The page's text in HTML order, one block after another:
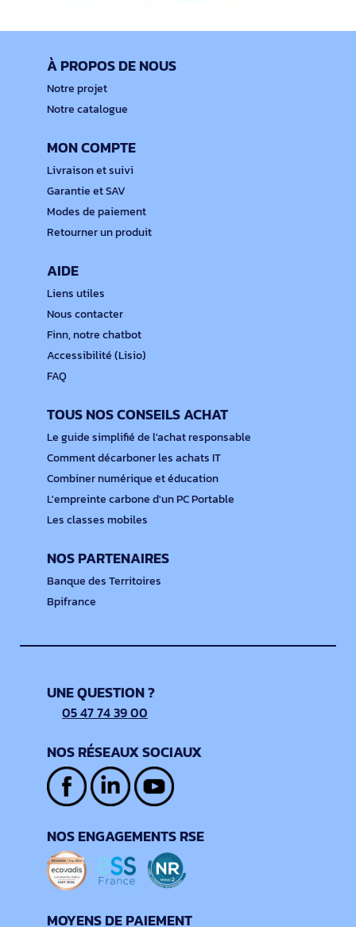
À PROPOS DE NOUS
Notre projet
Notre catalogue
MON COMPTE
Livraison et suivi
Garantie et SAV
Modes de paiement
Retourner un produit
AIDE
Liens utiles
Nous contacter
Finn, notre chatbot
Accessibilité (Lisio)
FAQ
TOUS NOS CONSEILS ACHAT
Le guide simplifié de l'achat responsable
Comment décarboner les achats IT
Combiner numérique et éducation
L'empreinte carbone d'un PC Portable
Les classes mobiles
NOS PARTENAIRES
Banque des Territoires
Bpifrance
UNE QUESTION ?
05 47 74 39 00
NOS RÉSEAUX SOCIAUX
NOS ENGAGEMENTS RSE
MOYENS DE PAIEMENT